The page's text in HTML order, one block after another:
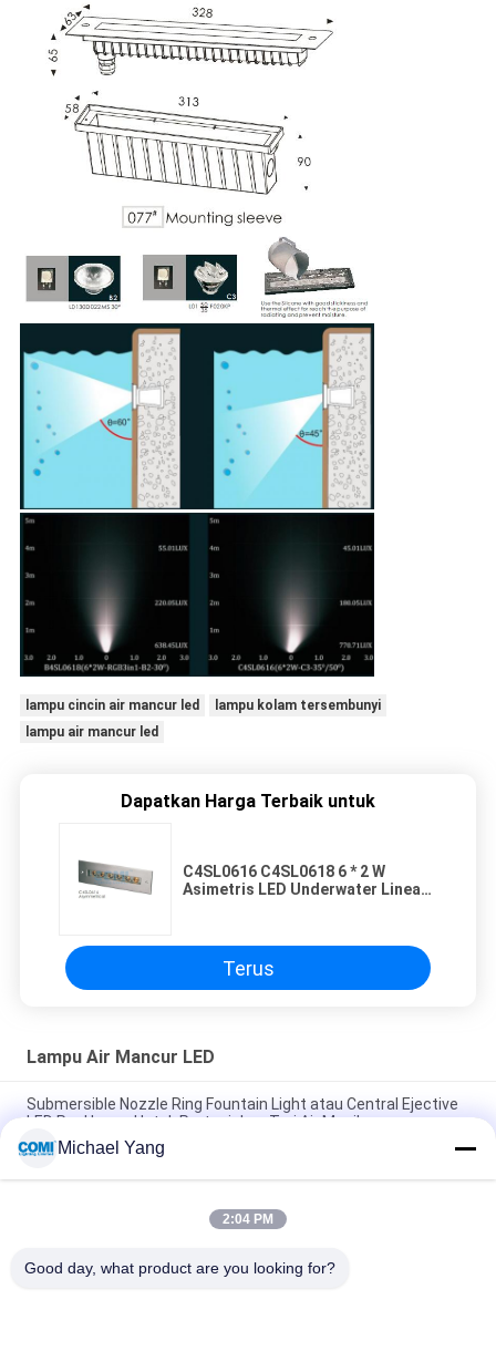
lampu cincin air mancur led
lampu kolam tersembunyi
lampu air mancur led
Dapatkan Harga Terbaik untuk
C4SL0616 C4SL0618 6 * 2 W
Asimetris LED Underwater Linear
Tersembunyi
Terus
Lampu Air Mancur LED
Submersible Nozzle Ring Fountain Light atau Central Ejective
LED Pool Lamp Untuk Pertunjukan Tari Air Musik
Pool Fountain Lamps, Lampu LED Tahan Air Untuk Air Mancur
9-LED atau 12-LED Submersible Fountain Ring 24VDC 18W 27W
Michael Yang
2:04 PM
Good day, what product are you looking for?